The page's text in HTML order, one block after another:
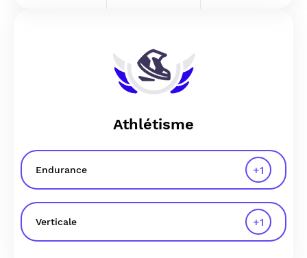
Athlétisme
Endurance +1
Verticale +1